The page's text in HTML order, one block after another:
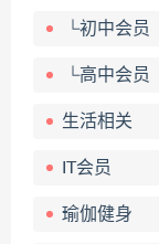
└初中会员
└高中会员
生活相关
IT会员
瑜伽健身